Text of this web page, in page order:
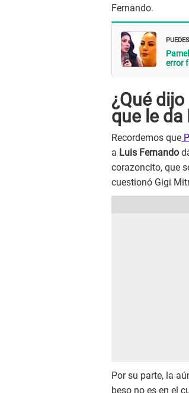
Fernando.
error
¿Qué
que le da
Recordemos que
a Luis Fernando
corazoncito, que
cuestionó Gigi
Por su parte, la
beso no es en el